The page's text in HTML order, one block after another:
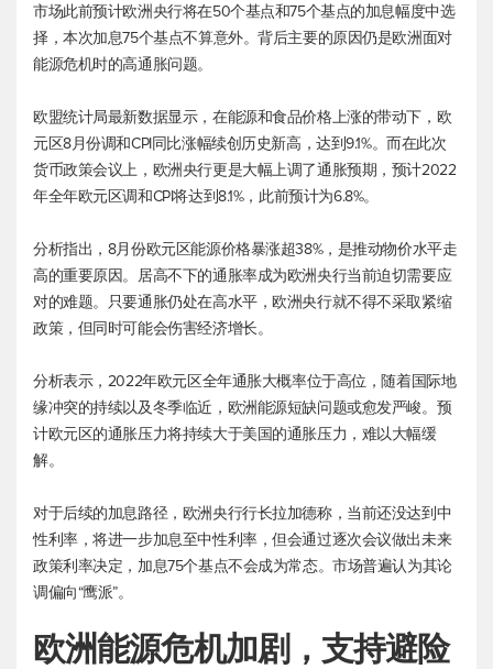
市场此前预计欧洲央行将在50个基点和75个基点的加息幅度中选
择，本次加息75个基点不算意外。背后主要的原因仍是欧洲面对
能源危机时的高通胀问题。
欧盟统计局最新数据显示，在能源和食品价格上涨的带动下，欧
元区8月份调和CPI同比涨幅续创历史新高，达到9.1%。而在此次
货币政策会议上，欧洲央行更是大幅上调了通胀预期，预计2022
年全年欧元区调和CPI将达到8.1%，此前预计为6.8%。
分析指出，8月份欧元区能源价格暴涨超38%，是推动物价水平走
高的重要原因。居高不下的通胀率成为欧洲央行当前迫切需要应
对的难题。只要通胀仍处在高水平，欧洲央行就不得不采取紧缩
政策，但同时可能会伤害经济增长。
分析表示，2022年欧元区全年通胀大概率位于高位，随着国际地
缘冲突的持续以及冬季临近，欧洲能源短缺问题或愈发严峻。预
计欧元区的通胀压力将持续大于美国的通胀压力，难以大幅缓
解。
对于后续的加息路径，欧洲央行行长拉加德称，当前还没达到中
性利率，将进一步加息至中性利率，但会通过逐次会议做出未来
政策利率决定，加息75个基点不会成为常态。市场普遍认为其论
调偏向“鹰派”。
欧洲能源危机加剧，支持避险